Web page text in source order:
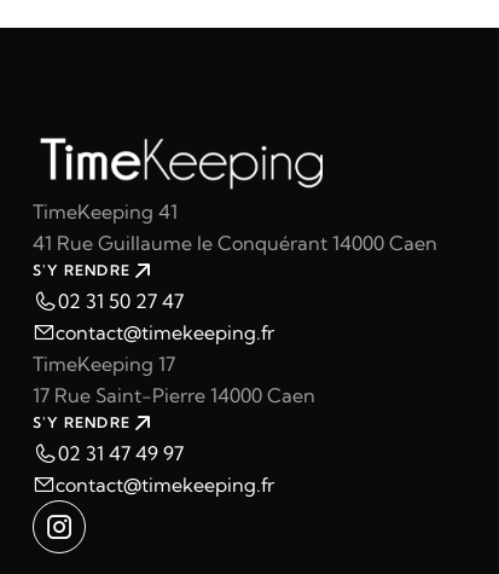
TimeKeeping 41
41 Rue Guillaume le Conquérant 14000 Caen
S'Y RENDRE
02 31 50 27 47
contact@timekeeping.fr
TimeKeeping 17
17 Rue Saint-Pierre 14000 Caen
S'Y RENDRE
02 31 47 49 97
contact@timekeeping.fr